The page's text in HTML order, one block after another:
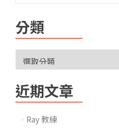
分類
近期文章
Ray 教練